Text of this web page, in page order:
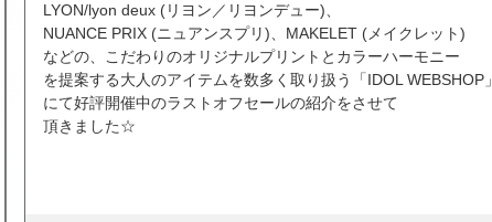
LYON/lyon deux (リヨン／リヨンデュー)、
NUANCE PRIX (ニュアンスプリ)、MAKELET (メイクレット)
などの、こだわりのオリジナルプリントとカラーハーモニー
を提案する大人のアイテムを数多く取り扱う「IDOL WEBSHOP」
にて好評開催中のラストオフセールの紹介をさせて
頂きました☆